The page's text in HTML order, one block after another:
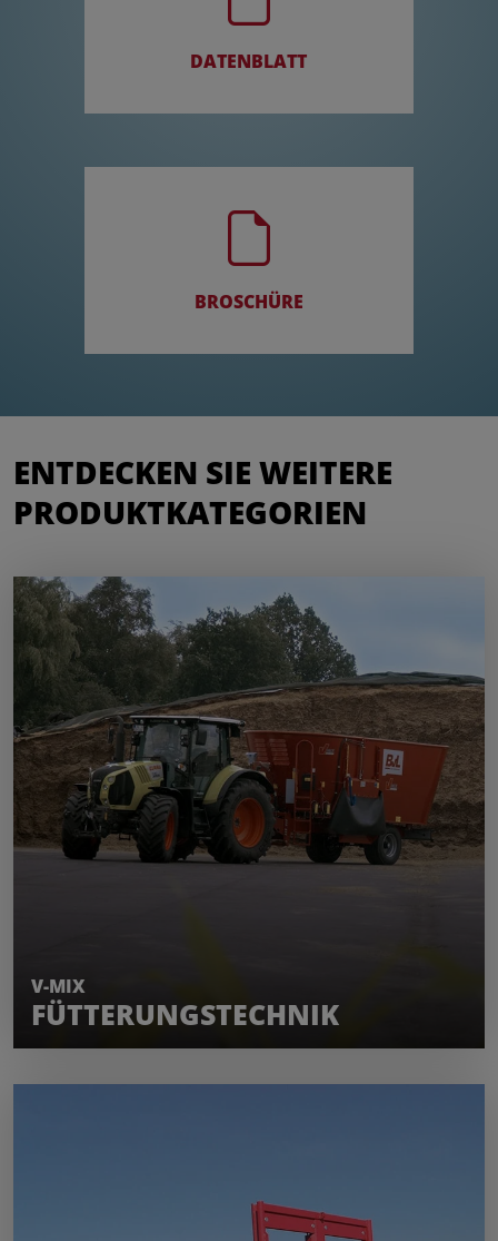
DATENBLATT
BROSCHÜRE
ENTDECKEN SIE WEITERE
PRODUKTKATEGORIEN
V-MIX
FÜTTERUNGSTECHNIK